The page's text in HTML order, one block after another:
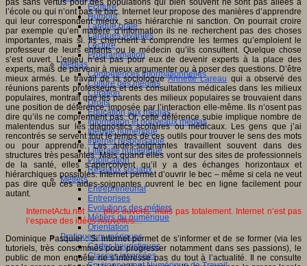
Ecriture
Humour
Langue orale
Langues vivantes
Lecture
Programmation
Médias
Compétences informationnelles
Culture des médias
Curation
Droits
Education aux médias
Information et nouveaux médias
Identité numérique
Internet responsable
Littératie numérique
Publication
Réseaux sociaux
Métiers
Entrepreneuriat
Entreprises
Evolutions des métiers
Métiers du numérique
Orientation
Pratiques numériques
Cartes heuristiques
Classes inversées
pas sans vertus pour des populations qui bien souvent ne sont pas allées à
l’école ou qui n’ont pas le bac. Internet leur propose des manières d’apprendre
qui leur correspondent mieux, sans hiérarchie ni sanction. On pourrait croire
par exemple qu’en matière d’information ils ne recherchent pas des choses
importantes, mais si. Ils cherchent à comprendre les termes qu’emploient le
professeur de leurs enfants ou le médecin qu’ils consultent. Quelque chose
s’est ouvert. L’enjeu n’est pas pour eux de devenir experts à la place des
experts, mais de parvenir à mieux argumenter ou à poser des questions. D’être
mieux armés. Le travail de la sociologueAnnette Lareau qui a observé des
réunions parents professeurs et des consultations médicales dans les milieux
populaires, montrait que les parents des milieux populaires se trouvaient dans
une position de déférence, imposée par l’interaction elle-même. Ils n’osent pas
dire qu’ils ne comprennent pas. Or, cette déférence subie implique nombre de
malentendus sur les diagnostics scolaires ou médicaux. Les gens que j’ai
rencontrés se servent tout le temps de ces outils pour trouver le sens des mots
ou pour apprendre. Les aides-soignantes travaillent souvent dans des
structures très pesantes. Mais quand elles vont sur des sites de professionnels
de la santé, elles s’aperçoivent qu’il y a des échanges horizontaux et
hiérarchiques possibles. Internet permet d’ouvrir le bec – même si cela ne veut
pas dire que ces aides-soignantes ouvrent le bec en ligne facilement pour
autant.
InternetActu.net : … plus ouverts, mais pas totalement. Internet n’est pas
l’espace des idées nouvelles…
Dominique Pasquier : Si internet permet de s’informer et de se former (via les
tutoriels, très consommés pour progresser notamment dans ses passions), le
public de mon enquête ne s’intéresse pas du tout à l’actualité. Il ne consulte